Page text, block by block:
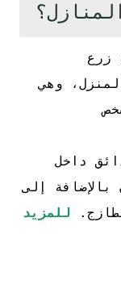
زرع
وهي
داخل
بالإضافة إلى
للمزيد